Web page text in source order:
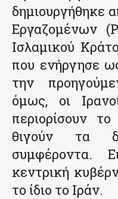
δημιουργήθηκε
Εργαζομένων
Ισλαμικού
που ενήργησε
την
όμως, οι
περιορίσουν
θιγούν τα
συμφέροντα.
κεντρική
το ίδιο το Ιράν.